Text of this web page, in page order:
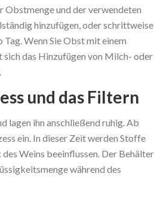
Obstmenge und der verwendeten
hinzufügen, oder schrittweise
Wenn Sie Obst mit einem
das Hinzufügen von Milch- oder
und das Filtern
lagen ihn anschließend ruhig. Ab
ein. In dieser Zeit werden Stoffe
Weins beeinflussen. Der Behälter
während des